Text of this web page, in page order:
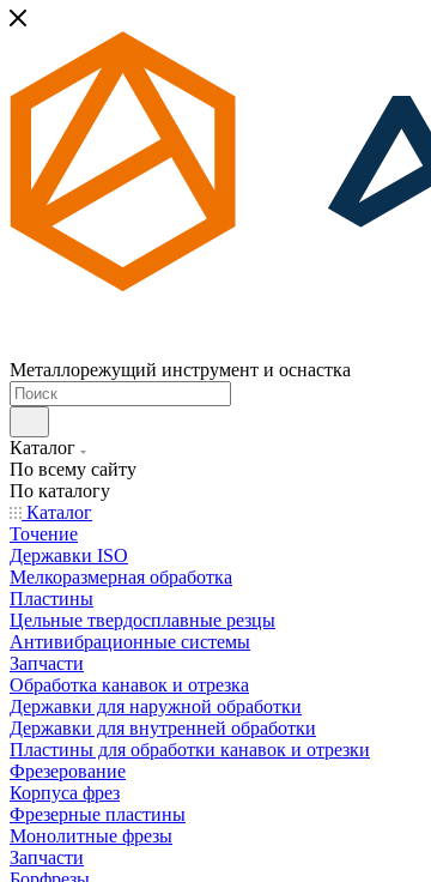
Металлорежущий инструмент и оснастка
Каталог
По всему сайту
По каталогу
Каталог
Точение
Державки ISO
Мелкоразмерная обработка
Пластины
Цельные твердосплавные резцы
Антивибрационные системы
Запчасти
Обработка канавок и отрезка
Державки для наружной обработки
Державки для внутренней обработки
Пластины для обработки канавок и отрезки
Фрезерование
Корпуса фрез
Фрезерные пластины
Монолитные фрезы
Запчасти